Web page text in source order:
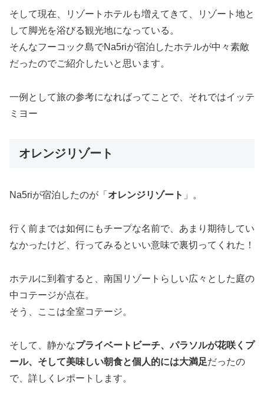
そして現在、リゾートホテルも増えてきて、リゾート地と
して脚光を浴びる観光地になっている。
そんなフーコック島でNa5riが宿泊したホテルが中々素敵
だったのでご紹介したいと思います。
一例として旅の参考になればってことで、それではイッテ
ミヨー
オレンジリゾート
Na5riが宿泊したのが「 オレンジリゾート 」。
行く前までは如何にもチープな名前で、あまり期待してい
なかったけど、行ってみるといい意味で裏切ってくれた！
ホテルに到着すると、南国リゾートらしい広々とした庭の
中コテージが点在。
そう、ここは全室コテージ。
そして、静かなプライベートビーチ、パラソルが花咲くプ
ール、そして美味しい朝食と個人的には大満足だったの
で、詳しくレポートします。